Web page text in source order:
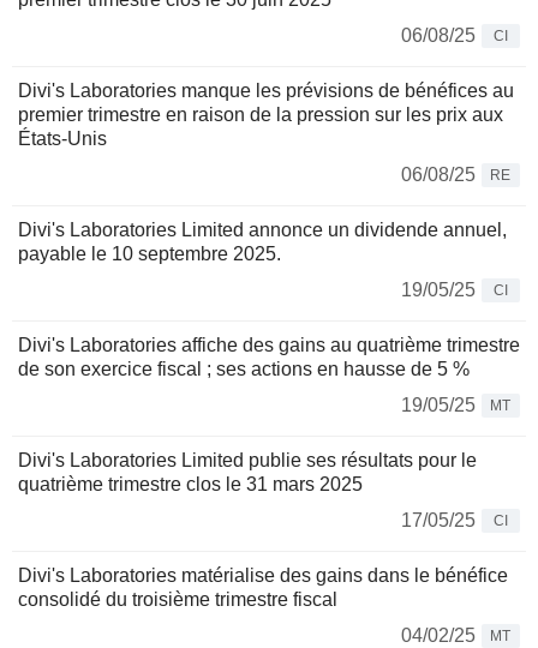
06/08/25
CI
Divi's Laboratories manque les prévisions de bénéfices au
premier trimestre en raison de la pression sur les prix aux
États-Unis
06/08/25
RE
Divi's Laboratories Limited annonce un dividende annuel,
payable le 10 septembre 2025.
19/05/25
CI
Divi's Laboratories affiche des gains au quatrième trimestre
de son exercice fiscal ; ses actions en hausse de 5 %
19/05/25
MT
Divi's Laboratories Limited publie ses résultats pour le
quatrième trimestre clos le 31 mars 2025
17/05/25
CI
Divi's Laboratories matérialise des gains dans le bénéfice
consolidé du troisième trimestre fiscal
04/02/25
MT